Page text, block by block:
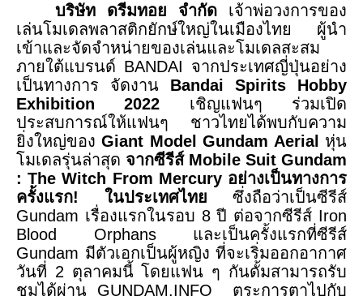
บริษัท ดรีมทอย จำกัด เจ้าพ่อวงการของ
เล่นโมเดลพลาสติกยักษ์ใหญ่ในเมืองไทย ผู้นำ
เข้าและจัดจำหน่ายของเล่นและโมเดลสะสม
ภายใต้แบรนด์ BANDAI จากประเทศญี่ปุ่นอย่าง
เป็นทางการ จัดงาน Bandai Spirits Hobby
Exhibition 2022
เชิญแฟนๆ
ร่วมเปิด
ประสบการณ์ให้แฟนๆ ชาวไทยได้พบกับความ
ยิ่งใหญ่ของGiant Model Gundam Aerial หุ่น
โมเดลรุ่นล่าสุด จากซีรีส์ Mobile Suit Gundam
: The Witch From Mercury อย่างเป็นทางการ
ครั้งแรก! ในประเทศไทย ซึ่งถือว่าเป็นซีรีส์
Gundam เรื่องแรกในรอบ 8ปี ต่อจากซีรีส์ Iron
Blood Orphans และเป็นครั้งแรกที่ซีรีส์
Gundam มีตัวเอกเป็นผู้หญิง ที่จะเริ่มออกอากาศ
วันที่ 2 ตุลาคมนี้ โดยแฟน ๆ กันดั้มสามารถรับ
ชมได้ผ่าน GUNDAM.INFO
ตระการตาไปกับ